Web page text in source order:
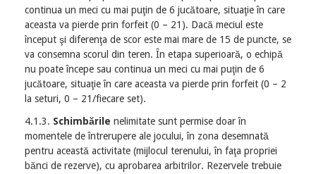
continua un meci cu mai puţin de 6 jucătoare, situaţie în care
aceasta va pierde prin forfeit (0 – 21). Dacă meciul este
început şi diferenţa de scor este mai mare de 15 de puncte, se
va consemna scorul din teren. În etapa superioară, o echipă
nu poate începe sau continua un meci cu mai puţin de 6
jucătoare, situaţie în care aceasta va pierde prin forfeit (0 – 2
la seturi, 0 – 21/fiecare set).
4.1.3. Schimbările nelimitate sunt permise doar în
momentele de întrerupere ale jocului, în zona desemnată
pentru această activitate (mijlocul terenului, în faţa propriei
bănci de rezerve), cu aprobarea arbitrilor. Rezervele trebuie